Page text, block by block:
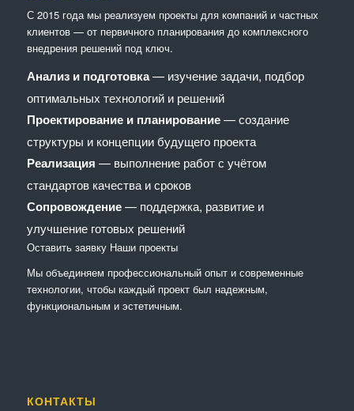
С 2015 года мы реализуем проекты для компаний и частных
клиентов — от первичного планирования до комплексного
внедрения решений под ключ.
Анализ и подготовка— изучение задачи, подбор
оптимальных технологий и решений
Проектирование и планирование— создание
структуры и концепции будущего проекта
Реализация — выполнение работ с учётом
стандартов качества и сроков
Сопровождение— поддержка, развитие и
улучшение готовых решений
Оставить заявку Наши проекты
Мы объединяем профессиональный опыт и современные
технологии, чтобы каждый проект был надежным,
функциональным и эстетичным.
КОНТАКТЫ